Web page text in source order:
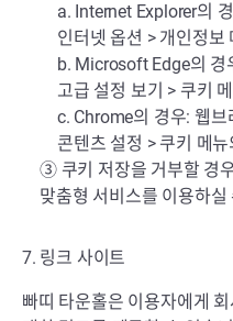
a. Internet Explorer의
인터넷 옵션 > 개인정보
b. Microsoft Edge의 경
고급 설정 보기 > 쿠키
c. Chrome의 경우: 웹브
콘텐츠 설정 > 쿠키 메
③ 쿠키 저장을 거부할 경
맞춤형 서비스를 이용하실
7. 링크 사이트
빠띠 타운홀은 이용자에게